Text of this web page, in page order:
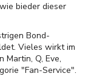
bieder dieser
Bond-
Vieles wirkt im
Martin, Q, Eve,
"Fan-Service".